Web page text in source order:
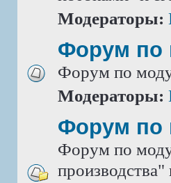
Модераторы:
Форум по
Форум по
Модераторы:
Форум по
Форум по